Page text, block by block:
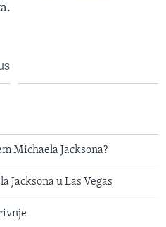
Michaela Jacksona?
Jacksona u Las Vegas